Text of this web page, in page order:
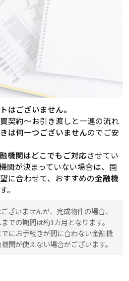
はございません。
契約～お引き渡しと一連の流れ
は何一つございませんのでご安
機関はどこでもご対応させてい
関が決まっていない場合は、固
に合わせて、おすすめの金融機
。
ざいませんが、完成物件の場合、
での期間は約1カ月となります。
にお手続きが間に合わない金融機
関が使えない場合がございます。